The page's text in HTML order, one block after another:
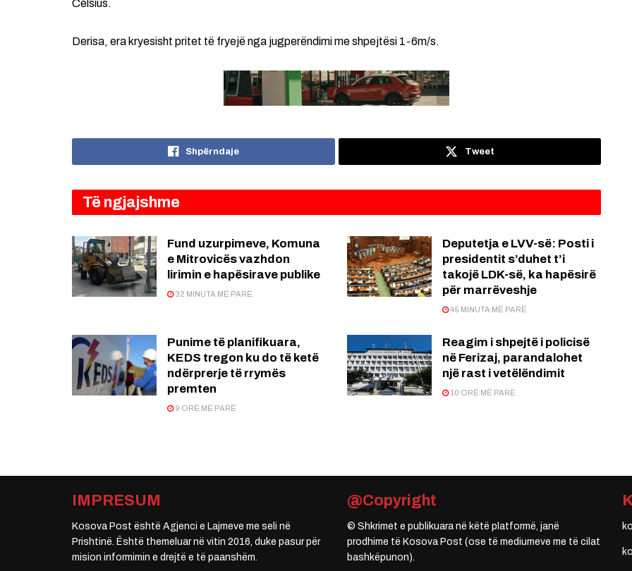
Celsius.
Derisa, era kryesisht pritet të fryejë nga jugperëndimi me shpejtësi 1-6m/s.
Shpërndaje Tweet
Të ngjajshme
Fund uzurpimeve, Komuna
e Mitrovicës vazhdon
lirimin e hapësirave publike
32 MINUTA MË PARË
Deputetja e LVV-së: Posti i
presidentit s’duhet t’i
takojë LDK-së, ka hapësirë
për marrëveshje
45 MINUTA MË PARË
Punime të planifikuara,
KEDS tregon ku do të ketë
ndërprerje të rrymës
premten
9 ORË MË PARË
Reagim i shpejtë i policisë
në Ferizaj, parandalohet
një rast i vetëlëndimit
10 ORË MË PARË
IMPRESUM
Kosova Post është Agjenci e Lajmeve me seli në
Prishtinë. Është themeluar në vitin 2016, duke pasur për
mision informimin e drejtë e të paanshëm.
@Copyright
© Shkrimet e publikuara në këtë platformë, janë
prodhime të Kosova Post (ose të mediumeve me të cilat
bashkëpunon).